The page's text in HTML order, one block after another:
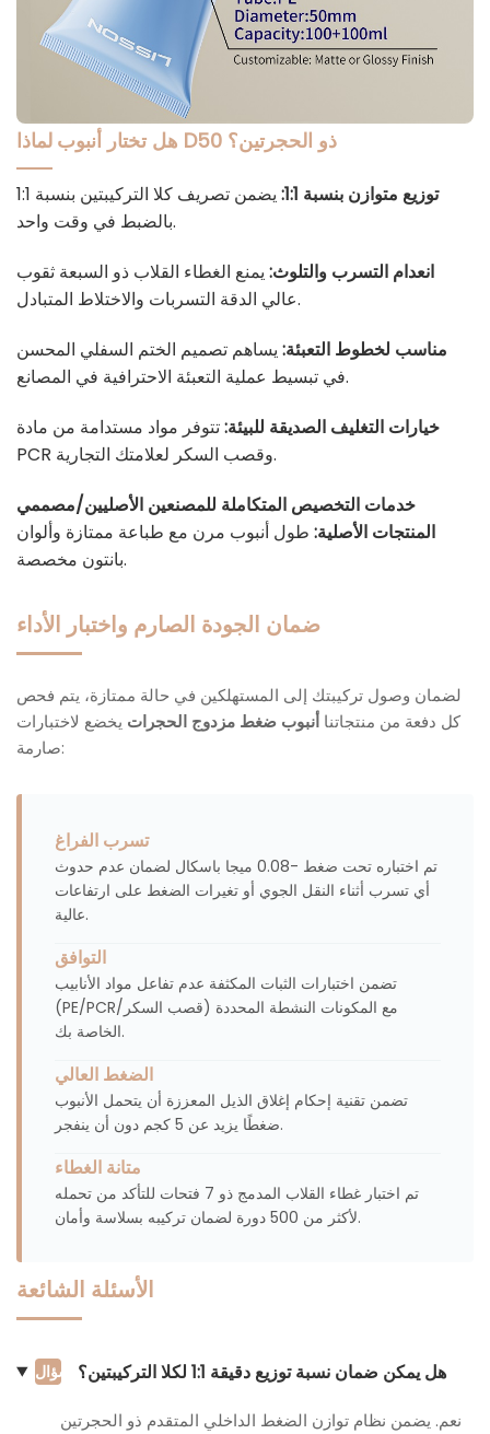
لماذا هل تختار أنبوب D50 ذو الحجرتين؟
توزيع متوازن بنسبة 1:1:
يضمن تصريف كلا التركيبتين بنسبة 1:1
بالضبط في وقت واحد.
انعدام التسرب والتلوث:يمنع الغطاء القلاب ذو السبعة ثقوب
عالي الدقة التسربات والاختلاط المتبادل.
مناسب لخطوط التعبئة:يساهم تصميم الختم السفلي المحسن
في تبسيط عملية التعبئة الاحترافية في المصانع.
خيارات التغليف الصديقة للبيئة:تتوفر مواد مستدامة من مادة
PCR وقصب السكر لعلامتك التجارية.
خدمات التخصيص المتكاملة للمصنعين الأصليين/مصممي
المنتجات الأصلية: طول أنبوب مرن مع طباعة ممتازة وألوان
بانتون مخصصة.
ضمان الجودة الصارم واختبار الأداء
لضمان وصول تركيبتك إلى المستهلكين في حالة ممتازة، يتم فحص
كل دفعة من منتجاتنا أنبوب ضغط مزدوج الحجرات يخضع لاختبارات
صارمة:
تسرب الفراغ
تم اختباره تحت ضغط -0.08 ميجا باسكال لضمان عدم حدوث
أي تسرب أثناء النقل الجوي أو تغيرات الضغط على ارتفاعات
عالية.
التوافق
تضمن اختبارات الثبات المكثفة عدم تفاعل مواد الأنابيب
(PE/PCR/قصب السكر) مع المكونات النشطة المحددة
الخاصة بك.
الضغط العالي
تضمن تقنية إحكام إغلاق الذيل المعززة أن يتحمل الأنبوب
ضغطًا يزيد عن 5 كجم دون أن ينفجر.
متانة الغطاء
تم اختبار غطاء القلاب المدمج ذو 7 فتحات للتأكد من تحمله
لأكثر من 500 دورة لضمان تركيبه بسلاسة وأمان.
الأسئلة الشائعة
سؤال هل يمكن ضمان نسبة توزيع دقيقة 1:1 لكلا التركيبتين؟
نعم. يضمن نظام توازن الضغط الداخلي المتقدم ذو الحجرتين